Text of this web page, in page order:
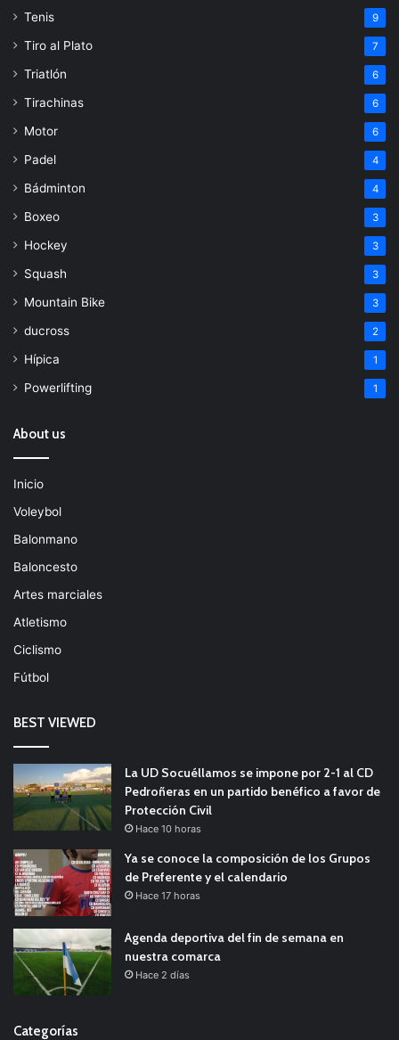
Tenis 9
Tiro al Plato 7
Triatlón 6
Tirachinas 6
Motor 6
Padel 4
Bádminton 4
Boxeo 3
Hockey 3
Squash 3
Mountain Bike 3
ducross 2
Hípica 1
Powerlifting 1
About us
Inicio
Voleybol
Balonmano
Baloncesto
Artes marciales
Atletismo
Ciclismo
Fútbol
BEST VIEWED
La UD Socuéllamos se impone por 2-1 al CD
Pedroñeras en un partido benéfico a favor de
Protección Civil
Hace 10 horas
Ya se conoce la composición de los Grupos
de Preferente y el calendario
Hace 17 horas
Agenda deportiva del fin de semana en
nuestra comarca
Hace 2 días
Categorías